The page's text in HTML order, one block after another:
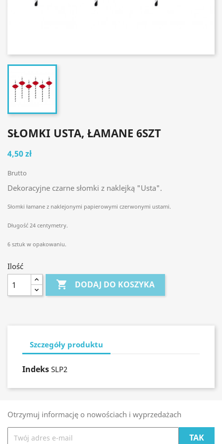
SŁOMKI USTA, ŁAMANE 6SZT
4,50 zł
Brutto
Dekoracyjne czarne słomki z naklejką "Usta".
Słomki łamane z naklejonymi papierowymi czerwonymi ustami.
Długość 24 centymetry.
6 sztuk w opakowaniu.
Ilość
 DODAJ DO KOSZYKA
Szczegóły produktu
Indeks SLP2
Otrzymuj informację o nowościach i wyprzedażach